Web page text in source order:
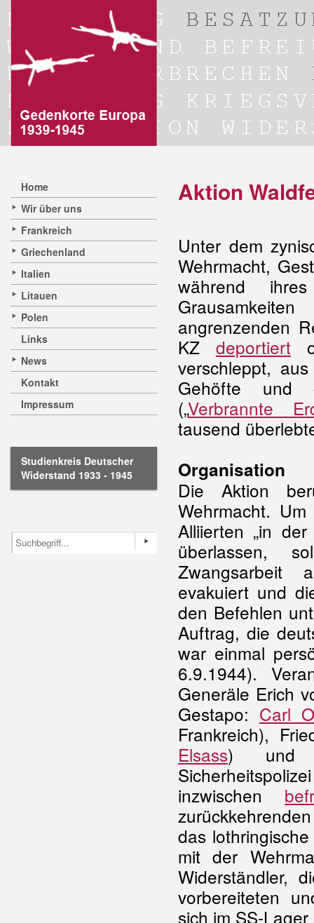
Home
Wir über uns
Frankreich
Griechenland
Italien
Litauen
Polen
Links
News
Kontakt
Impressum
Studienkreis Deutscher
Widerstand 1933 - 1945
Aktion
Unter dem
Wehrmacht,
während
angrenzenden
KZ deportiert
verschleppt,
Gehöfte und
(„Verbrannte
tausend
Organisation
Die Aktion
Wehrmacht.
Alliierten „in
überlassen,
Zwangsarbeit
evakuiert und
den Befehlen
Auftrag, die
war einmal
6.9.1944).
Generäle Erich
Gestapo: Carl
Frankreich),
Elsass) und
inzwischen
das
mit der
Widerständler,
vorbereiteten
sich im SS-Lager